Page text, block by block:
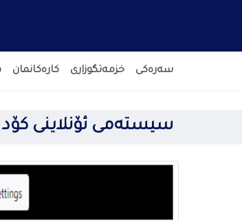
سەرەکی خزمەتگوزاری کارەکانمان
سیستەمی ئۆنلاینی